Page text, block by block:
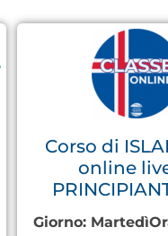
Corso di
online
Giorno:Martedì